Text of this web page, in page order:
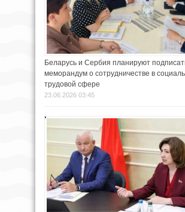
Беларусь и Сербия планируют
меморандум о сотрудничестве в
трудовой сфере
23.06.2026 03:45